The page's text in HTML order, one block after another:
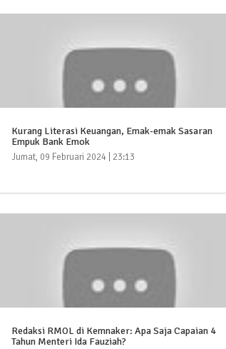
Kurang Literasi Keuangan, Emak-emak Sasaran
Empuk Bank Emok
Jumat, 09 Februari 2024 | 23:13
Redaksi RMOL di Kemnaker: Apa Saja Capaian 4
Tahun Menteri Ida Fauziah?